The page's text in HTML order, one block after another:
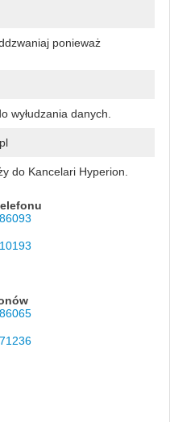
ponieważ
wyłudzania danych.
do Kancelari Hyperion.